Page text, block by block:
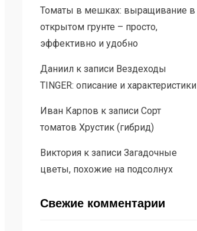
Томаты в мешках: выращивание в
открытом грунте – просто,
эффективно и удобно
Даниилк записи Вездеходы
TINGER: описание и характеристики
Иван Карпов к записи Сорт
томатов Хрустик (гибрид)
Викторияк записи Загадочные
цветы, похожие на подсолнух
Свежие комментарии